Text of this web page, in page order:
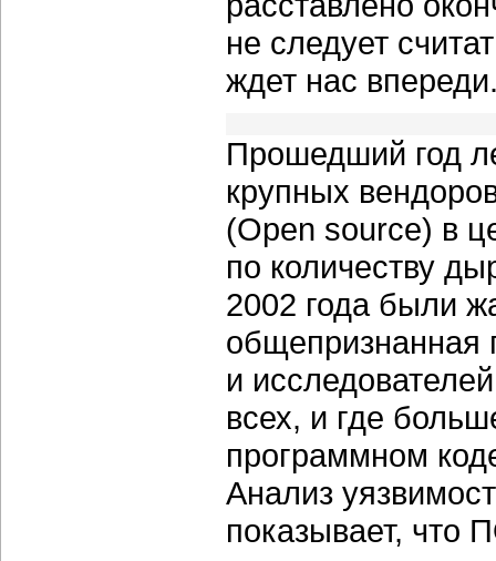
не следует
ждет нас
Прошедший год
крупных
(Open source) в
по количеству
2002 года были
общепризнанная
и
всех, и где
программном
Анализ
показывает, что